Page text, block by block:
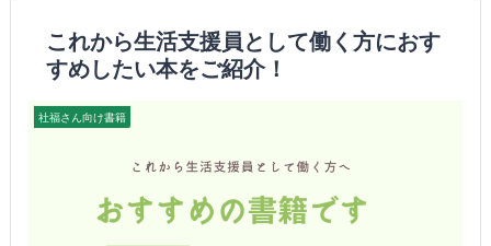
これから生活支援員として働く方におす
すめしたい本をご紹介！
社福さん向け書籍